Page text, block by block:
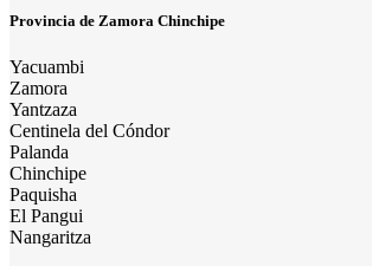
Provincia de Zamora Chinchipe
Yacuambi
Zamora
Yantzaza
Centinela del Cóndor
Palanda
Chinchipe
Paquisha
El Pangui
Nangaritza